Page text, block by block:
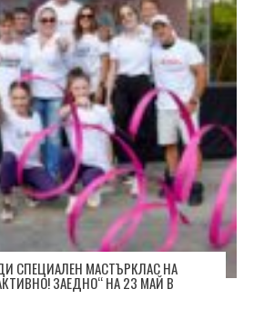
СПЕЦИАЛЕН МАСТЪРКЛАС НА
ЗАЕДНО“ НА 23 МАЙ В